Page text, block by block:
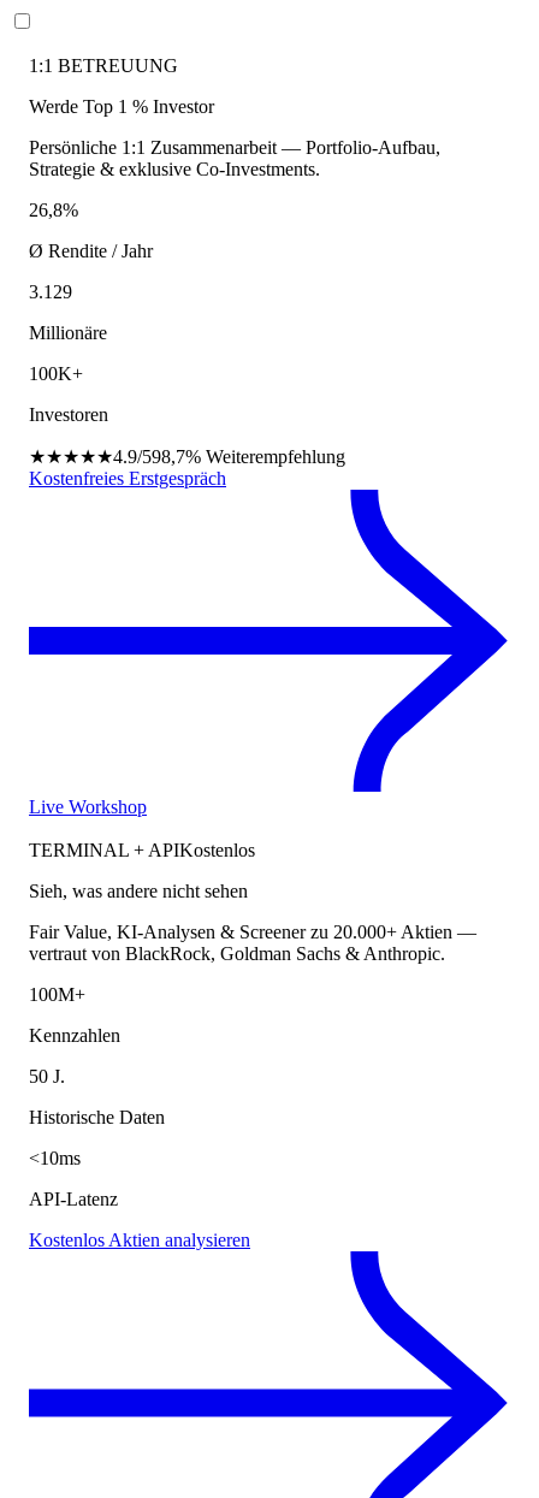
1:1 BETREUUNG
Werde Top 1 % Investor
Persönliche 1:1 Zusammenarbeit — Portfolio-Aufbau,
Strategie & exklusive Co-Investments.
26,8%
Ø Rendite / Jahr
3.129
Millionäre
100K+
Investoren
★★★★★4.9/598,7% Weiterempfehlung
Kostenfreies Erstgespräch
Live Workshop
TERMINAL + APIKostenlos
Sieh, was andere nicht sehen
Fair Value, KI-Analysen & Screener zu 20.000+ Aktien —
vertraut von BlackRock, Goldman Sachs & Anthropic.
100M+
Kennzahlen
50 J.
Historische Daten
<10ms
API-Latenz
Kostenlos Aktien analysieren